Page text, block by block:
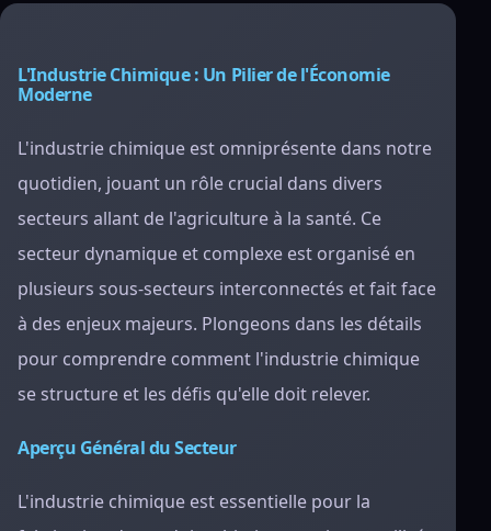
L'Industrie Chimique : Un Pilier de l'Économie
Moderne
L'industrie chimique est omniprésente dans notre
quotidien, jouant un rôle crucial dans divers
secteurs allant de l'agriculture à la santé. Ce
secteur dynamique et complexe est organisé en
plusieurs sous-secteurs interconnectés et fait face
à des enjeux majeurs. Plongeons dans les détails
pour comprendre comment l'industrie chimique
se structure et les défis qu'elle doit relever.
Aperçu Général du Secteur
L'industrie chimique est essentielle pour la